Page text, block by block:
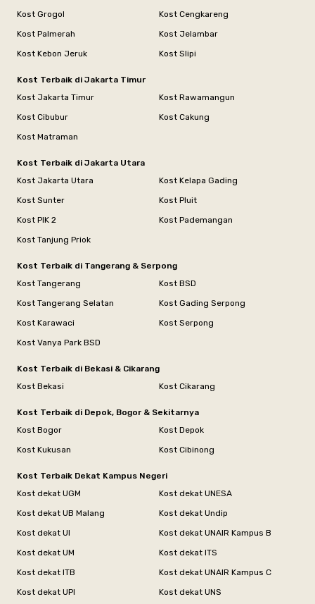
Kost Grogol
Kost Cengkareng
Kost Palmerah
Kost Jelambar
Kost Kebon Jeruk
Kost Slipi
Kost Terbaik di Jakarta Timur
Kost Jakarta Timur
Kost Rawamangun
Kost Cibubur
Kost Cakung
Kost Matraman
Kost Terbaik di Jakarta Utara
Kost Jakarta Utara
Kost Kelapa Gading
Kost Sunter
Kost Pluit
Kost PIK 2
Kost Pademangan
Kost Tanjung Priok
Kost Terbaik di Tangerang & Serpong
Kost Tangerang
Kost BSD
Kost Tangerang Selatan
Kost Gading Serpong
Kost Karawaci
Kost Serpong
Kost Vanya Park BSD
Kost Terbaik di Bekasi & Cikarang
Kost Bekasi
Kost Cikarang
Kost Terbaik di Depok, Bogor & Sekitarnya
Kost Bogor
Kost Depok
Kost Kukusan
Kost Cibinong
Kost Terbaik Dekat Kampus Negeri
Kost dekat UGM
Kost dekat UNESA
Kost dekat UB Malang
Kost dekat Undip
Kost dekat UI
Kost dekat UNAIR Kampus B
Kost dekat UM
Kost dekat ITS
Kost dekat ITB
Kost dekat UNAIR Kampus C
Kost dekat UPI
Kost dekat UNS